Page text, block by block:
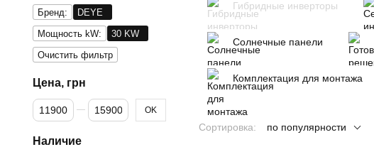
Гибридные инверторы
Солнечные панели
Комплектация для монтажа
Сортировка: по популярности
Бренд:
DEYE
Мощность kW:
30 KW
Очистить фильтр
Цена, грн
От Цена, грн
До Цена, грн OK
Наличие